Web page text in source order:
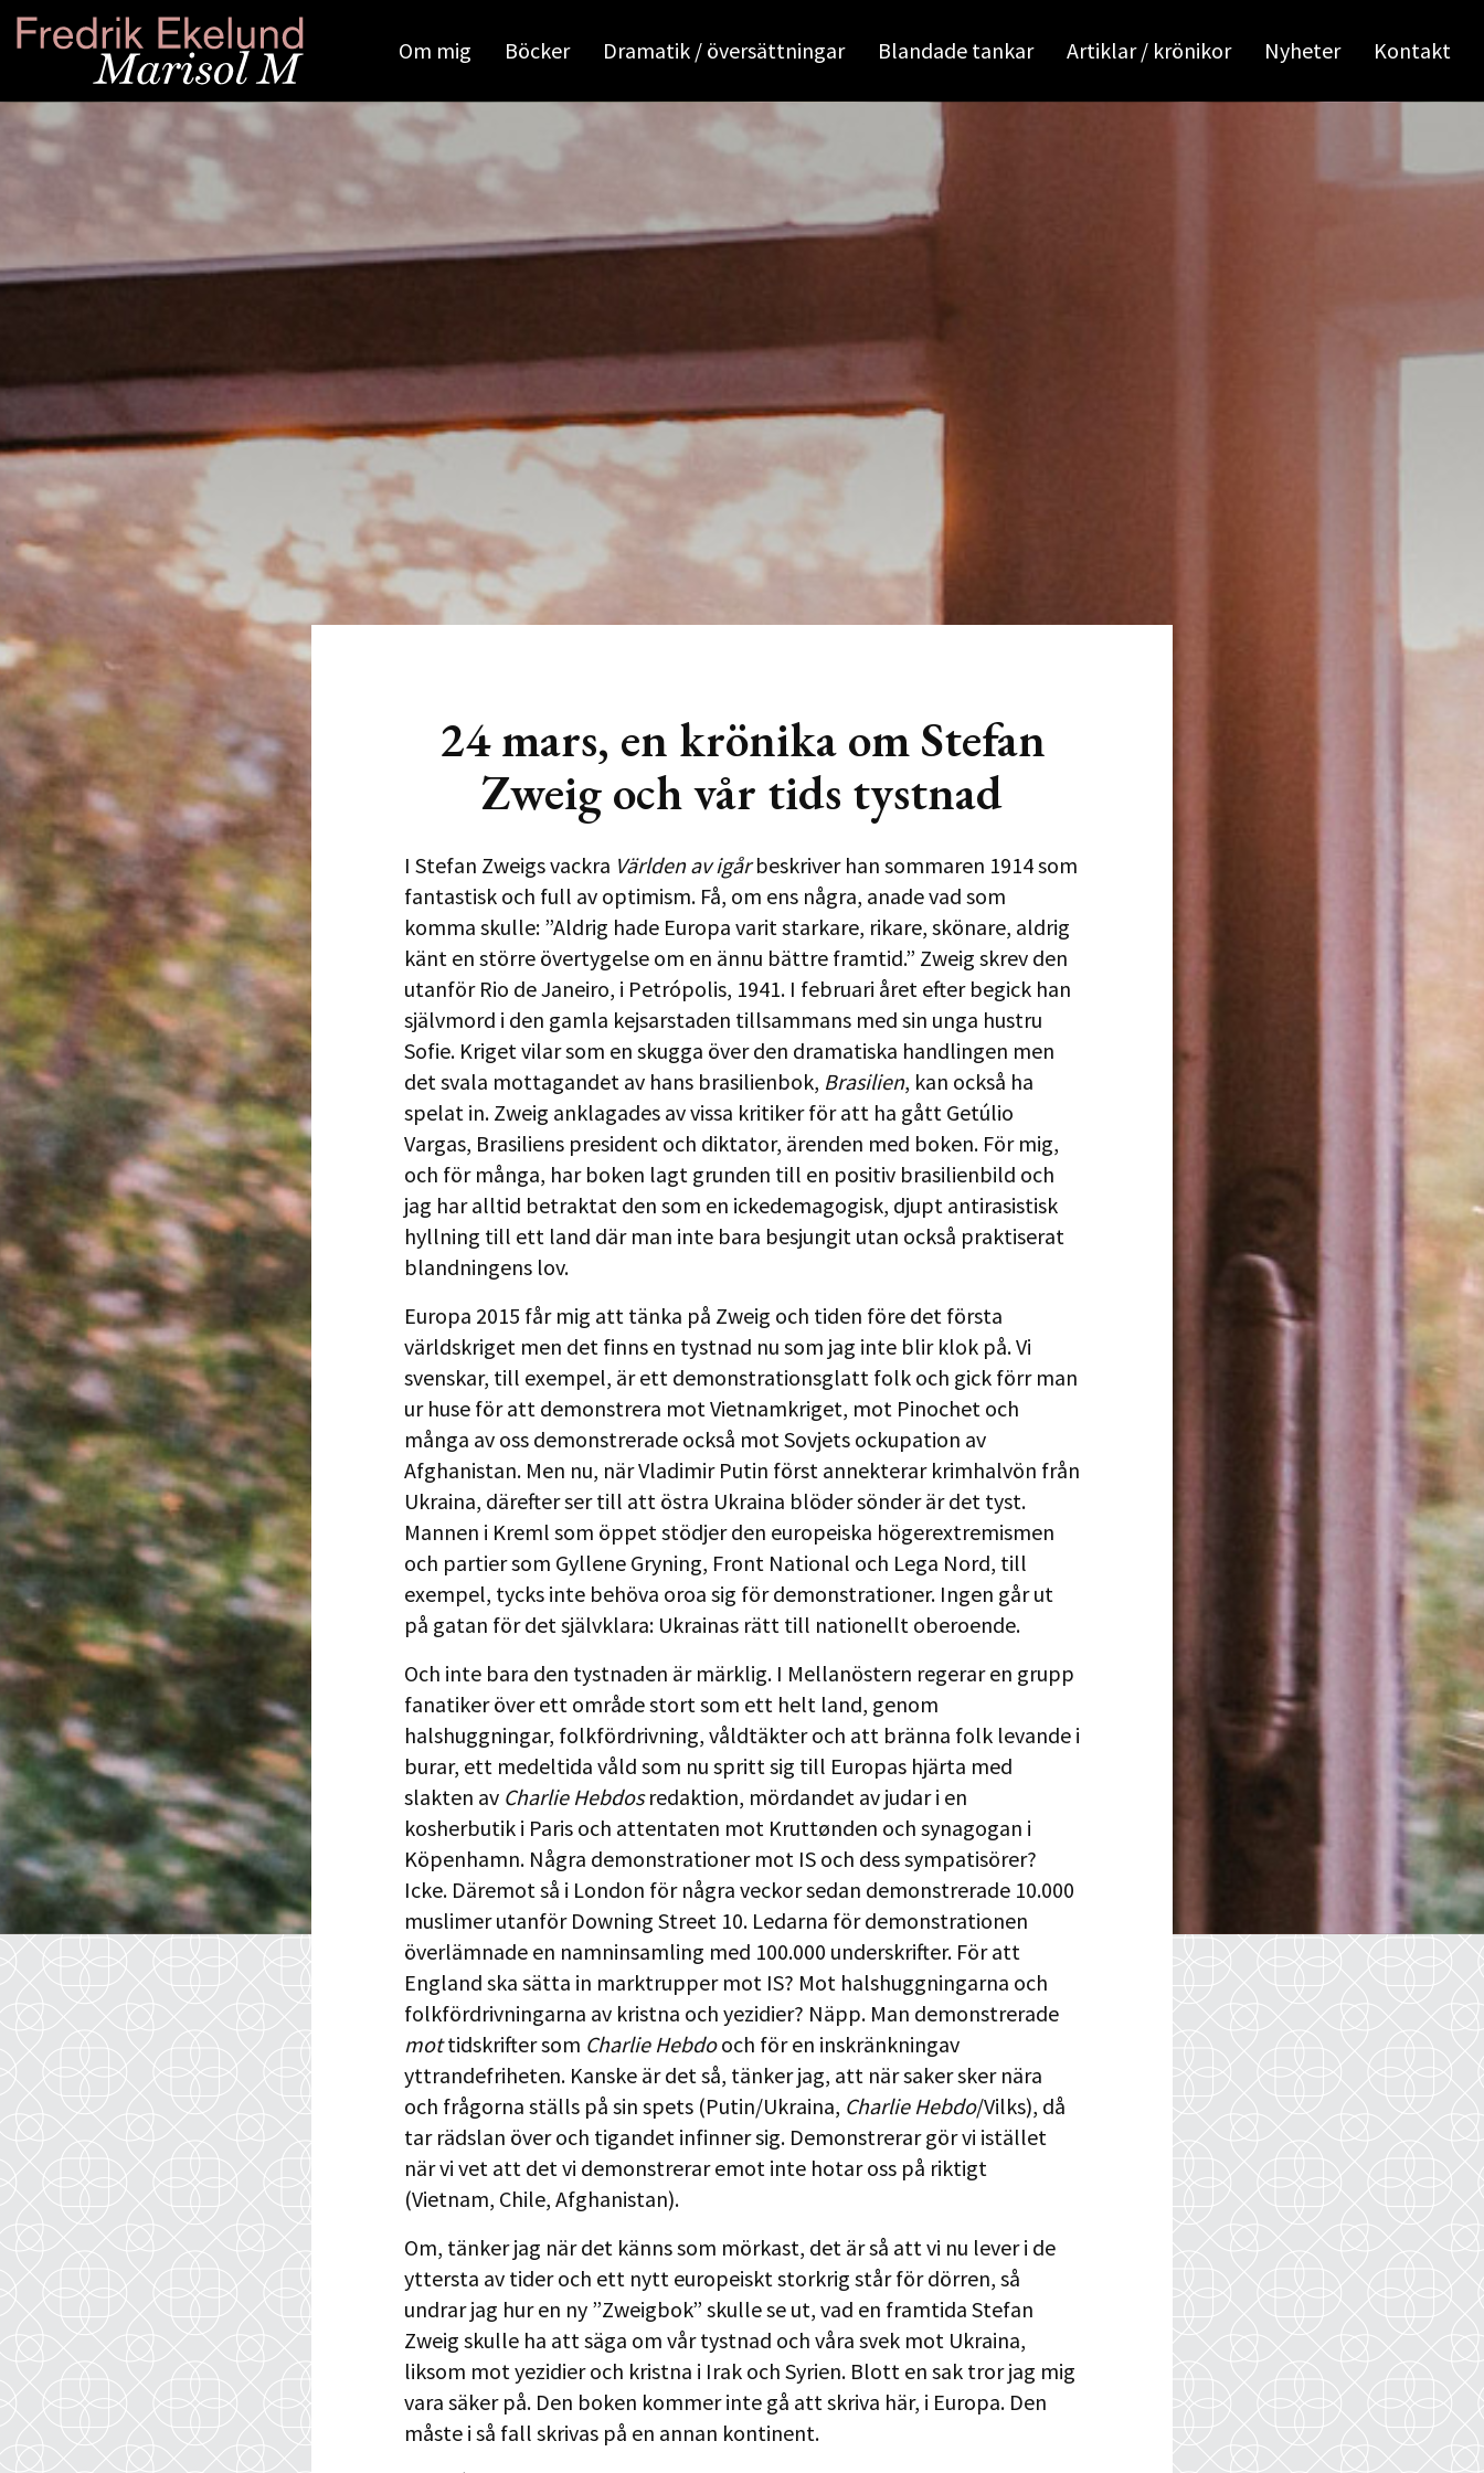
Om mig Böcker Dramatik / översättningar Blandade tankar Artiklar / krönikor Nyheter Kontakt
24 mars, en krönika om Stefan
Zweig och vår tids tystnad
I Stefan Zweigs vackra Världen av igårbeskriver han sommaren 1914 som
fantastisk och full av optimism. Få, om ens några, anade vad som
komma skulle: ”Aldrig hade Europa varit starkare, rikare, skönare, aldrig
känt en större övertygelse om en ännu bättre framtid.” Zweig skrev den
utanför Rio de Janeiro, i Petrópolis, 1941. I februari året efter begick han
självmord i den gamla kejsarstaden tillsammans med sin unga hustru
Sofie. Kriget vilar som en skugga över den dramatiska handlingen men
det svala mottagandet av hans brasilienbok, Brasilien, kan också ha
spelat in. Zweig anklagades av vissa kritiker för att ha gått Getúlio
Vargas, Brasiliens president och diktator, ärenden med boken. För mig,
och för många, har boken lagt grunden till en positiv brasilienbild och
jag har alltid betraktat den som en ickedemagogisk, djupt antirasistisk
hyllning till ett land där man inte bara besjungit utan också praktiserat
blandningens lov.
Europa 2015 får mig att tänka på Zweig och tiden före det första
världskriget men det finns en tystnad nu som jag inte blir klok på. Vi
svenskar, till exempel, är ett demonstrationsglatt folk och gick förr man
ur huse för att demonstrera mot Vietnamkriget, mot Pinochet och
många av oss demonstrerade också mot Sovjets ockupation av
Afghanistan. Men nu, när Vladimir Putin först annekterar krimhalvön från
Ukraina, därefter ser till att östra Ukraina blöder sönder är det tyst.
Mannen i Kreml som öppet stödjer den europeiska högerextremismen
och partier som Gyllene Gryning, Front National och Lega Nord, till
exempel, tycks inte behöva oroa sig för demonstrationer. Ingen går ut
på gatan för det självklara: Ukrainas rätt till nationellt oberoende.
Och inte bara den tystnaden är märklig. I Mellanöstern regerar en grupp
fanatiker över ett område stort som ett helt land, genom
halshuggningar, folkfördrivning, våldtäkter och att bränna folk levande i
burar, ett medeltida våld som nu spritt sig till Europas hjärta med
slakten av Charlie Hebdosredaktion, mördandet av judar i en
kosherbutik i Paris och attentaten mot Kruttønden och synagogan i
Köpenhamn. Några demonstrationer mot IS och dess sympatisörer?
Icke. Däremot så i London för några veckor sedan demonstrerade 10.000
muslimer utanför Downing Street 10. Ledarna för demonstrationen
överlämnade en namninsamling med 100.000 underskrifter. För att
England ska sätta in marktrupper mot IS? Mot halshuggningarna och
folkfördrivningarna av kristna och yezidier? Näpp. Man demonstrerade
mottidskrifter som Charlie Hebdooch för en inskränkningav
yttrandefriheten. Kanske är det så, tänker jag, att när saker sker nära
och frågorna ställs på sin spets (Putin/Ukraina, Charlie Hebdo/Vilks), då
tar rädslan över och tigandet infinner sig. Demonstrerar gör vi istället
när vi vet att det vi demonstrerar emot inte hotar oss på riktigt
(Vietnam, Chile, Afghanistan).
Om, tänker jag när det känns som mörkast, det är så att vi nu lever i de
yttersta av tider och ett nytt europeiskt storkrig står för dörren, så
undrar jag hur en ny ”Zweigbok” skulle se ut, vad en framtida Stefan
Zweig skulle ha att säga om vår tystnad och våra svek mot Ukraina,
liksom mot yezidier och kristna i Irak och Syrien. Blott en sak tror jag mig
vara säker på. Den boken kommer inte gå att skriva här, i Europa. Den
måste i så fall skrivas på en annan kontinent.